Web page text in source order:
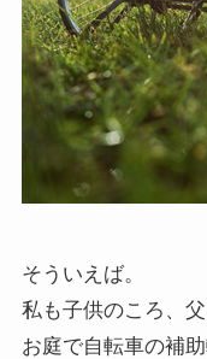
そういえば。
私も子供のころ、
お庭で自転車の補